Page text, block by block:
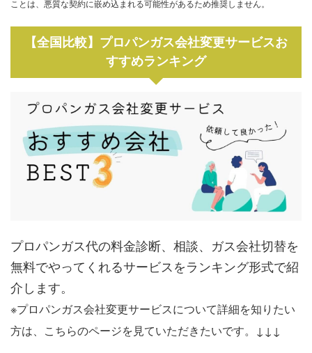
ことは、悪質な契約に嵌め込まれる可能性があるため推奨しません。
【全国比較】プロパンガス会社変更サービスお
すすめランキング
プロパンガス代の料金診断、相談、ガス会社切替を
無料でやってくれるサービスをランキング形式で紹
介します。
※プロパンガス会社変更サービスについて詳細を知りたい
方は、こちらのページを見ていただきたいです。↓↓↓